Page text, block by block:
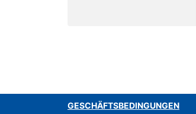
GESCHÄFTSBEDINGUNGEN